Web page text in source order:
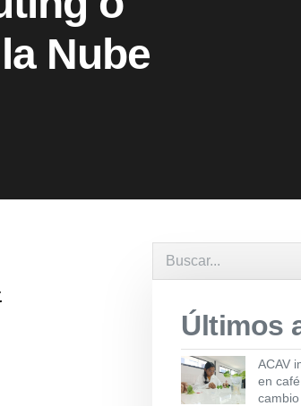
Nube
Últimos
ACAV
en